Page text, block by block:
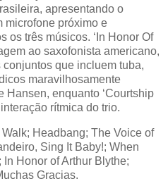
apresentando o
microfone próximo e
os três músicos. ‘In Honor Of
ao saxofonista americano,
que incluem tuba,
maravilhosamente
Hansen, enquanto ‘Courtship
rítmica do trio.
Headbang; The Voice of
Sing It Baby!; When
Honor of Arthur Blythe;
Gracias.